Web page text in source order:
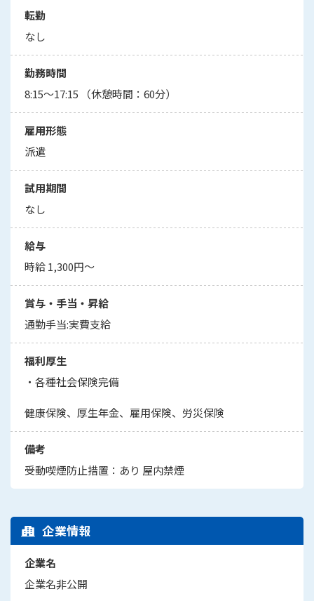
転勤
なし
勤務時間
8:15～17:15 （休憩時間：60分）
雇用形態
派遣
試用期間
なし
給与
時給 1,300円～
賞与・手当・昇給
通勤手当:実費支給
福利厚生
・各種社会保険完備
健康保険、厚生年金、雇用保険、労災保険
備考
受動喫煙防止措置：あり 屋内禁煙
企業情報
企業名
企業名非公開